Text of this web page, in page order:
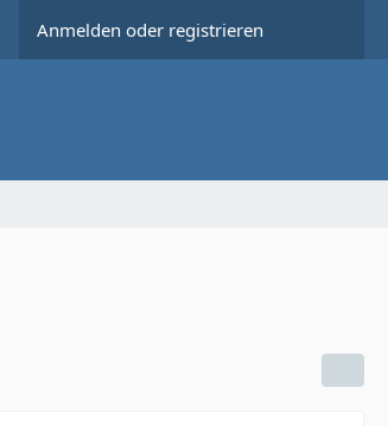
Anmelden oder registrieren